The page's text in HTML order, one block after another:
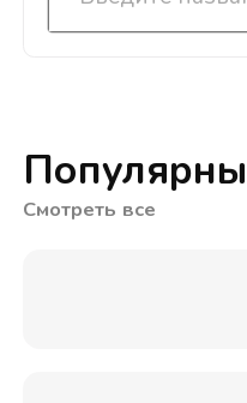
Смотреть все